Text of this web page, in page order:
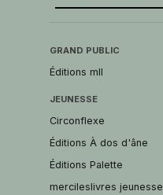
GRAND PUBLIC
Éditions mll
JEUNESSE
Circonflexe
Éditions À dos d'âne
Éditions Palette
mercileslivres jeunesse